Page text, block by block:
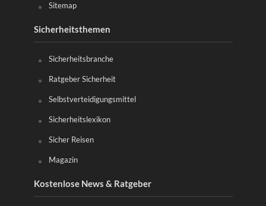
Sitemap
Sicherheitsthemen
Sicherheitsbranche
Ratgeber Sicherheit
Selbstverteidigungsmittel
Sicherheitslexikon
Sicher Reisen
Magazin
Kostenlose News & Ratgeber